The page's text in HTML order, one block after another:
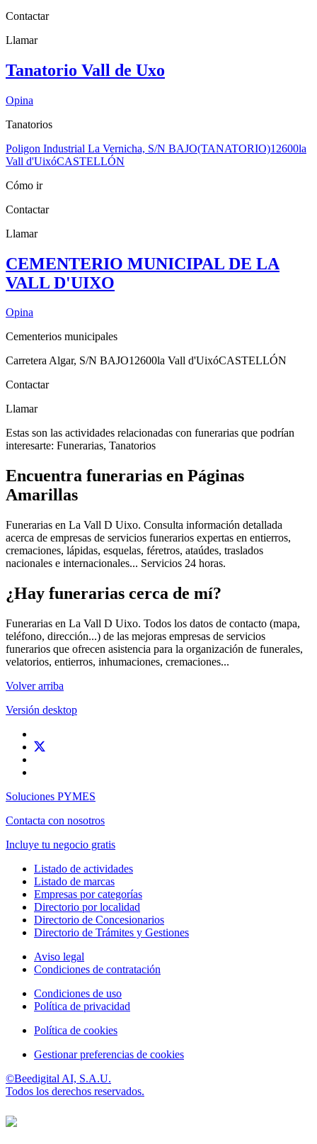
Contactar
Llamar
Tanatorio Vall de Uxo
Opina
Tanatorios
Poligon Industrial La Vernicha, S/N BAJO(TANATORIO)12600la
Vall d'UixóCASTELLÓN
Cómo ir
Contactar
Llamar
CEMENTERIO MUNICIPAL DE LA
VALL D'UIXO
Opina
Cementerios municipales
Carretera Algar, S/N BAJO12600la Vall d'UixóCASTELLÓN
Contactar
Llamar
Estas son las actividades relacionadas con funerarias que podrían
interesarte: Funerarias, Tanatorios
Encuentra funerarias en Páginas
Amarillas
Funerarias en La Vall D Uixo. Consulta información detallada
acerca de empresas de servicios funerarios expertas en entierros,
cremaciones, lápidas, esquelas, féretros, ataúdes, traslados
nacionales e internacionales... Servicios 24 horas.
¿Hay funerarias cerca de mí?
Funerarias en La Vall D Uixo. Todos los datos de contacto (mapa,
teléfono, dirección...) de las mejoras empresas de servicios
funerarios que ofrecen asistencia para la organización de funerales,
velatorios, entierros, inhumaciones, cremaciones...
Volver arriba
Versión desktop
Soluciones PYMES
Contacta con nosotros
Incluye tu negocio gratis
Listado de actividades
Listado de marcas
Empresas por categorías
Directorio por localidad
Directorio de Concesionarios
Directorio de Trámites y Gestiones
Aviso legal
Condiciones de contratación
Condiciones de uso
Política de privacidad
Política de cookies
Gestionar preferencias de cookies
©Beedigital AI, S.A.U.
Todos los derechos reservados.